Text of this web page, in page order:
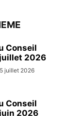
Conseil
2026
juillet 2026
Conseil
2026